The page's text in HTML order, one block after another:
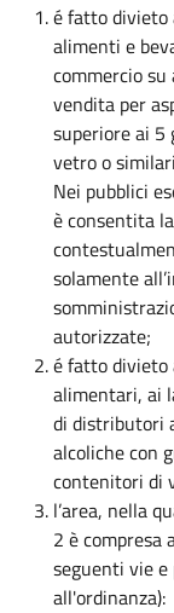
é fatto divieto
alimenti e
commercio
vendita per
superiore ai 5
vetro o
Nei pubblici
è consentita
solamente
autorizzate;
é fatto divieto
alimentari, ai
di distributori
alcoliche con
contenitori di
l’area, nella
2 è compresa
seguenti vie e
all'ordinanza):